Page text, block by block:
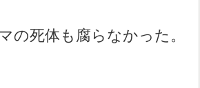
の死体も腐らなかった。